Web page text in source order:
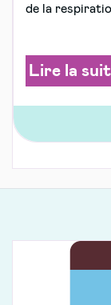
de la
Lire la